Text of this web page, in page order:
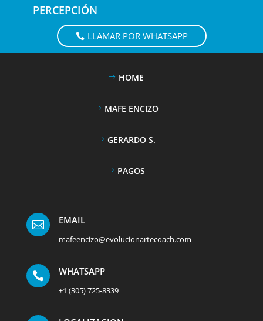
PERCEPCIÓN
LLAMAR POR WHATSAPP
HOME
MAFE ENCIZO
GERARDO S.
PAGOS
 EMAIL
mafeencizo@evolucionartecoach.com
 WHATSAPP
+1 (305) 725-8339